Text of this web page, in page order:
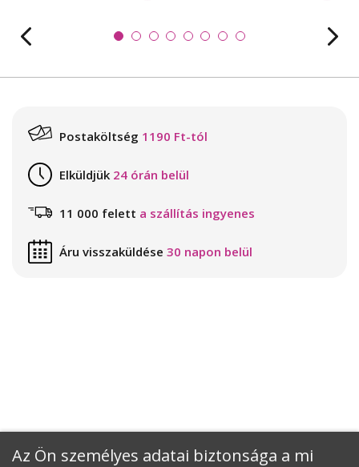
Az Ön személyes adatai biztonsága a mi
Postaköltség 1190 Ft-tól
Elküldjük 24 órán belül
11 000 felett a szállítás ingyenes
Áru visszaküldése 30 napon belül